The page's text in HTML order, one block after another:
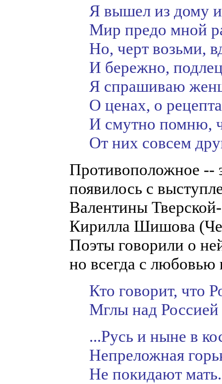
Я вышел из дому
Мир предо мной
Но, черт возьми,
И бережно,
Я спрашиваю
О ценах, о
И смутно помню,
От них совсем
Противоположное --
появилось с
Валентины
Кирилла Шишова
Поэты говорили о
но всегда с
Кто говорит, что
Мглы над Россией
...Русь и ныне в
Непреложная
Не покидают